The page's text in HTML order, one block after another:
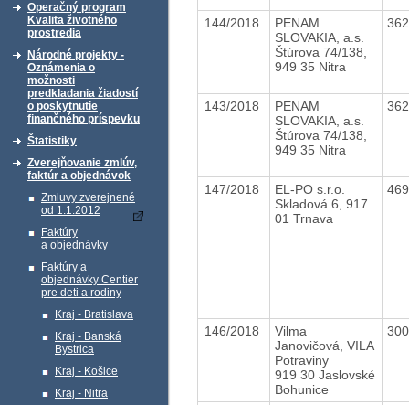
Operačný program
Kvalita životného
prostredia
Národné projekty -
Oznámenia o
možnosti
predkladania žiadostí
o poskytnutie
finančného príspevku
Štatistiky
Zverejňovanie zmlúv,
faktúr a objednávok
Zmluvy zverejnené
od 1.1.2012
Faktúry
a objednávky
Faktúry a
objednávky Centier
pre deti a rodiny
Kraj - Bratislava
Kraj - Banská
Bystrica
Kraj - Košice
Kraj - Nitra
144/2018
PENAM
SLOVAKIA, a.s.
Štúrova 74/138,
949 35 Nitra
143/2018
PENAM
SLOVAKIA, a.s.
Štúrova 74/138,
949 35 Nitra
147/2018
EL-PO s.r.o.
Skladová 6, 917
01 Trnava
146/2018
Vilma
Janovičová, VILA
Potraviny
919 30 Jaslovské
Bohunice